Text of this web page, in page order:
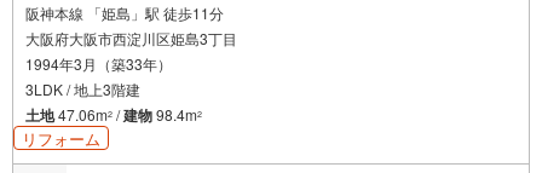
阪神本線 「姫島」駅 徒歩11分
大阪府大阪市西淀川区姫島3丁目
1994年3月（築33年）
3LDK / 地上3階建
土地47.06m2 /建物98.4m2
リフォーム